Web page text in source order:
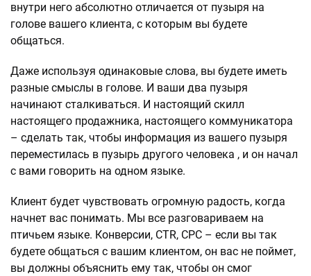
внутри него абсолютно отличается от пузыря на
голове вашего клиента, с которым вы будете
общаться.
Даже используя одинаковые слова, вы будете иметь
разные смыслы в голове. И ваши два пузыря
начинают сталкиваться. И настоящий скилл
настоящего продажника, настоящего коммуникатора
– сделать так, чтобы информация из вашего пузыря
переместилась в пузырь другого человека , и он начал
с вами говорить на одном языке.
Клиент будет чувствовать огромную радость, когда
начнет вас понимать. Мы все разговариваем на
птичьем языке. Конверсии, CTR, CPC – если вы так
будете общаться с вашим клиентом, он вас не поймет,
вы должны объяснить ему так, чтобы он смог